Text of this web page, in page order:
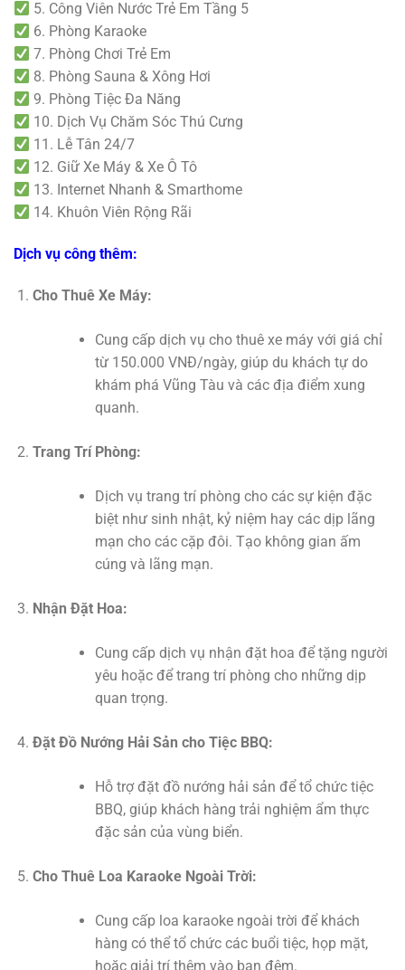
5. Công Viên Nước Trẻ Em Tầng 5
6. Phòng Karaoke
7. Phòng Chơi Trẻ Em
8. Phòng Sauna & Xông Hơi
9. Phòng Tiệc Đa Năng
10. Dịch Vụ Chăm Sóc Thú Cưng
11. Lễ Tân 24/7
12. Giữ Xe Máy & Xe Ô Tô
13. Internet Nhanh & Smarthome
14. Khuôn Viên Rộng Rãi
Dịch vụ công thêm:
Cho Thuê Xe Máy:
Cung cấp dịch vụ cho thuê xe máy với giá chỉ
từ 150.000 VNĐ/ngày, giúp du khách tự do
khám phá Vũng Tàu và các địa điểm xung
quanh.
Trang Trí Phòng:
Dịch vụ trang trí phòng cho các sự kiện đặc
biệt như sinh nhật, kỷ niệm hay các dịp lãng
mạn cho các cặp đôi. Tạo không gian ấm
cúng và lãng mạn.
Nhận Đặt Hoa:
Cung cấp dịch vụ nhận đặt hoa để tặng người
yêu hoặc để trang trí phòng cho những dịp
quan trọng.
Đặt Đồ Nướng Hải Sản cho Tiệc BBQ:
Hỗ trợ đặt đồ nướng hải sản để tổ chức tiệc
BBQ, giúp khách hàng trải nghiệm ẩm thực
đặc sản của vùng biển.
Cho Thuê Loa Karaoke Ngoài Trời:
Cung cấp loa karaoke ngoài trời để khách
hàng có thể tổ chức các buổi tiệc, họp mặt,
hoặc giải trí thêm vào ban đêm.